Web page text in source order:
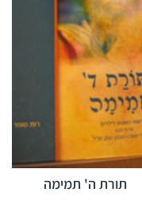
תורת ה' תמימה